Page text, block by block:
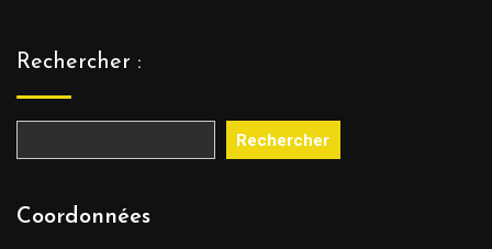
Rechercher :
Rechercher
Coordonnées